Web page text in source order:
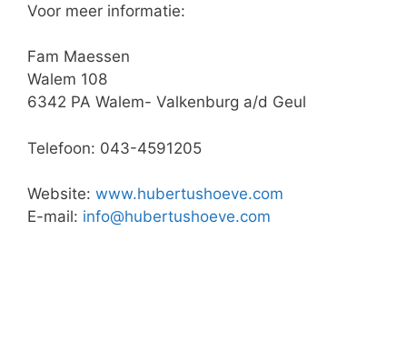
Voor meer informatie:
Fam Maessen
Walem 108
6342 PA Walem- Valkenburg a/d Geul
Telefoon: 043-4591205
Website: www.hubertushoeve.com
E-mail: info@hubertushoeve.com